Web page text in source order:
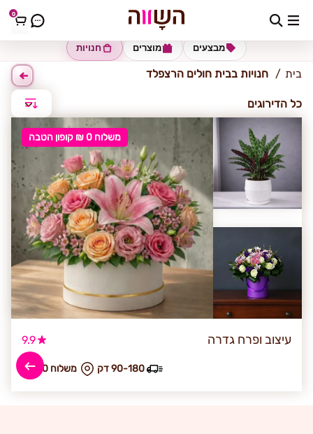
0 בית חולים הרצפלד
חנויות מוצרים מבצעים
בית חנויות בבית חולים הרצפלד
כל הדירוגים
משלוח 0 ₪ קופון הטבה
עיצוב ופרח גדרה 9.9
₪ משלוח 40 90-180 דק